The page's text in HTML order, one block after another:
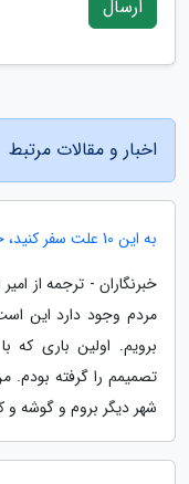
ارسال
اخبار و مقالات مرتبط
به این 10 علت سفر کنید، حتی اگر پول کافی ندارید!
خبرنگاران - ترجمه از
مردم وجود دارد این
تصمیمم را گرفته
شهر دیگر بروم و گوشه و